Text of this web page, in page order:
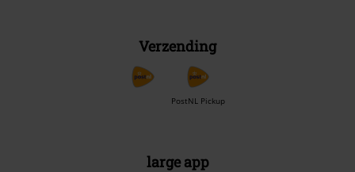
Verzending
PostNL Pickup
large app